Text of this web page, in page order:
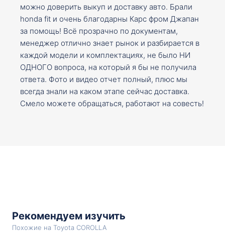
можно доверить выкуп и доставку авто. Брали
honda fit и очень благодарны Карс фром Джапан
за помощь! Всё прозрачно по документам,
менеджер отлично знает рынок и разбирается в
каждой модели и комплектациях, не было НИ
ОДНОГО вопроса, на который я бы не получила
ответа. Фото и видео отчет полный, плюс мы
всегда знали на каком этапе сейчас доставка.
Смело можете обращаться, работают на совесть!
Рекомендуем изучить
Похожие на Toyota COROLLA